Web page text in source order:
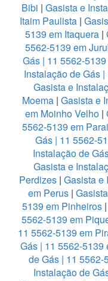
Bibi | Gasista e
Itaim Paulista |
5139 em Itaquera|
5562-5139 em
Gás | 11 5562-
Instalação de Gás
Gasista e
Moema| Gasista e
em Moinho Velho |
5562-5139 em
Gás | 11 5562-
Instalação de
Gasista e
Perdizes| Gasista e
em Perus |
5139 em Pinheiros|
5562-5139 em
11 5562-5139 em
Gás | 11 5562-5139
de Gás | 11
Instalação de